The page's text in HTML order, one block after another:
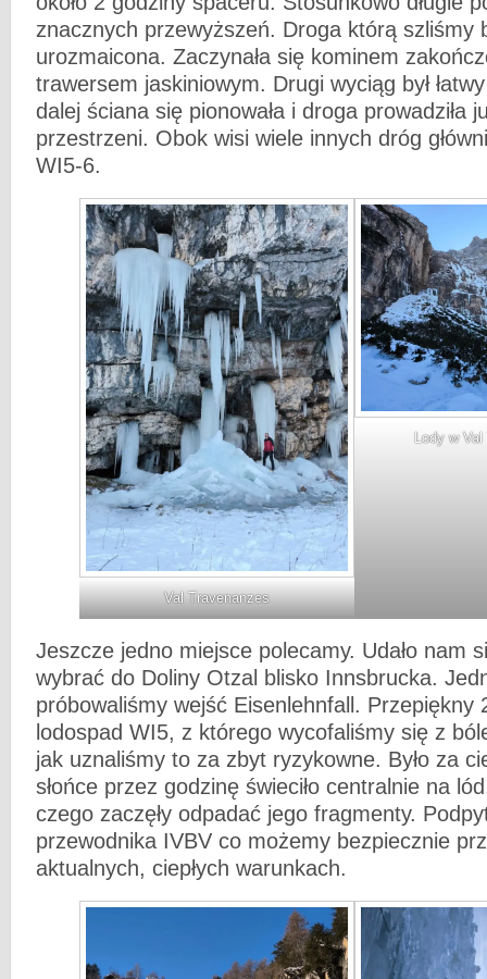
znacznych przewyższeń. Droga którą szliśmy
urozmaicona. Zaczynała się kominem
trawersem jaskiniowym. Drugi wyciąg był
dalej ściana się pionowała i droga prowadziła
przestrzeni. Obok wisi wiele innych dróg
WI5-6.
Val Travenanzes
Lody w
Jeszcze jedno miejsce polecamy. Udało nam
wybrać do Doliny Otzal blisko Innsbrucka.
próbowaliśmy wejść Eisenlehnfall. Przepiękny
lodospad WI5, z którego wycofaliśmy się z
jak uznaliśmy to za zbyt ryzykowne. Było za
słońce przez godzinę świeciło centralnie na
czego zaczęły odpadać jego fragmenty.
przewodnika IVBV co możemy bezpiecznie
aktualnych, ciepłych warunkach.